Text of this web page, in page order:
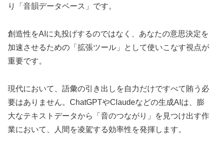
り「音韻データベース」です。
創造性をAIに丸投げするのではなく、あなたの意思決定を
加速させるための「拡張ツール」として使いこなす視点が
重要です。
現代において、語彙の引き出しを自力だけですべて賄う必
要はありません。ChatGPTやClaudeなどの生成AIは、膨
大なテキストデータから「音のつながり」を見つけ出す作
業において、人間を凌駕する効率性を発揮します。